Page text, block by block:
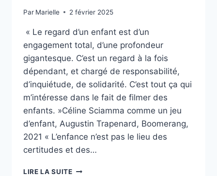
Par Marielle 2 février 2025
« Le regard d’un enfant est d’un
engagement total, d’une profondeur
gigantesque. C’est un regard à la fois
dépendant, et chargé de responsabilité,
d’inquiétude, de solidarité. C’est tout ça qui
m’intéresse dans le fait de filmer des
enfants. »Céline Sciamma comme un jeu
d’enfant, Augustin Trapenard, Boomerang,
2021 « L’enfance n’est pas le lieu des
certitudes et des…
LIRE LA SUITE« TOMBOY »,